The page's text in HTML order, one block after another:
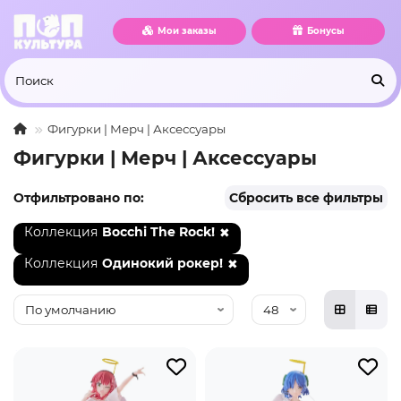
Мои заказы Бонусы
Фигурки | Мерч | Аксессуары
Фигурки | Мерч | Аксессуары
Отфильтровано по: Сбросить все фильтры
Коллекция Bocchi The Rock!
Коллекция Одинокий рокер!